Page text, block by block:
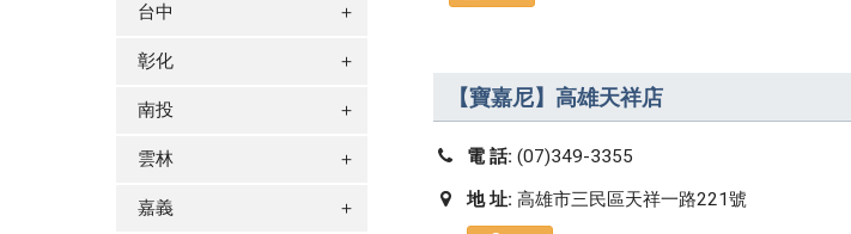
台中 ＋
彰化 ＋
南投 ＋
雲林 ＋
嘉義 ＋
【寶嘉尼】高雄天祥店
電 話: (07)349-3355
地 址: 高雄市三民區天祥一路221號